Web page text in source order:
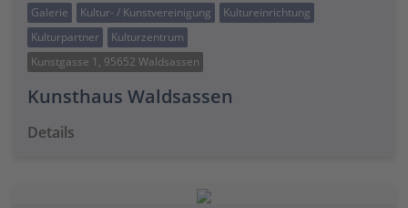
Galerie Kultur- / Kunstvereinigung
Kultureinrichtung
Kulturpartner
Kulturzentrum
Kunstgasse 1, 95652 Waldsassen
Kunsthaus Waldsassen
Details